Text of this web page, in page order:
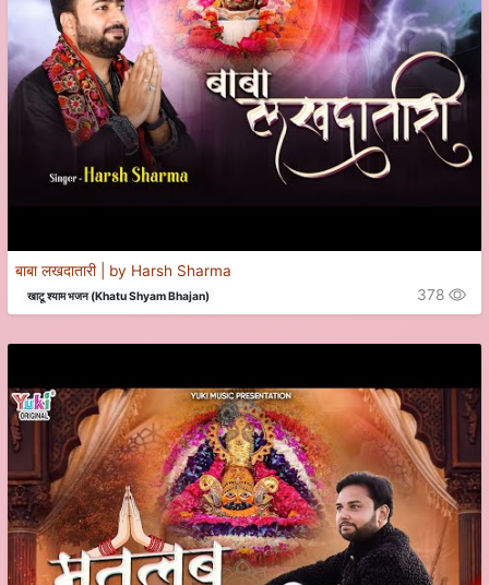
बाबा लखदातारी | by Harsh Sharma
खाटू श्याम भजन (Khatu Shyam Bhajan) 378